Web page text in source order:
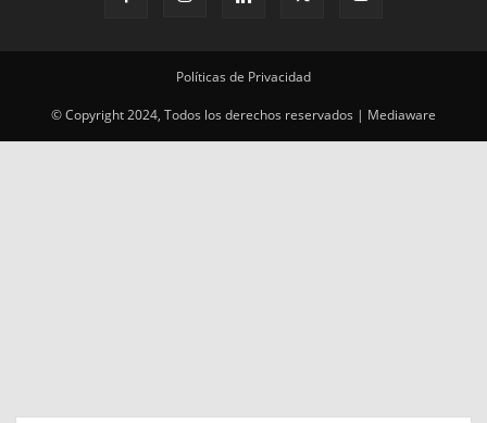
Políticas de Privacidad
© Copyright 2024, Todos los derechos reservados | Mediaware